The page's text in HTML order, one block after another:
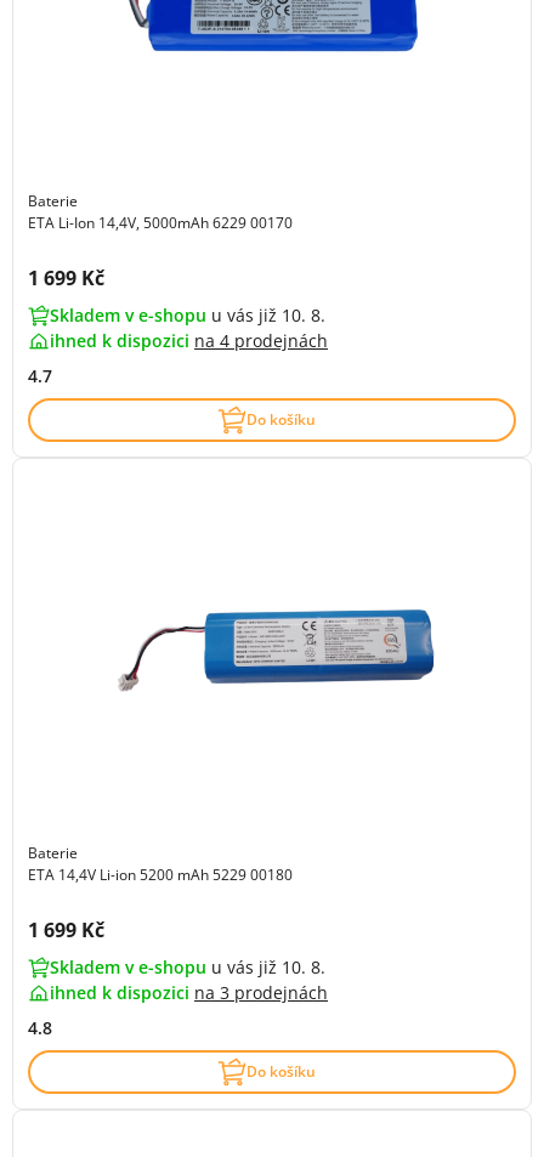
Baterie
ETA Li-Ion 14,4V, 5000mAh 6229 00170
Cena s DPH:
1 699 Kč
Skladem v e-shopu u vás již 10. 8.
ihned k dispozici na 4 prodejnách
4.7
Do košíku
Baterie
ETA 14,4V Li-ion 5200 mAh 5229 00180
Cena s DPH:
1 699 Kč
Skladem v e-shopu u vás již 10. 8.
ihned k dispozici na 3 prodejnách
4.8
Do košíku